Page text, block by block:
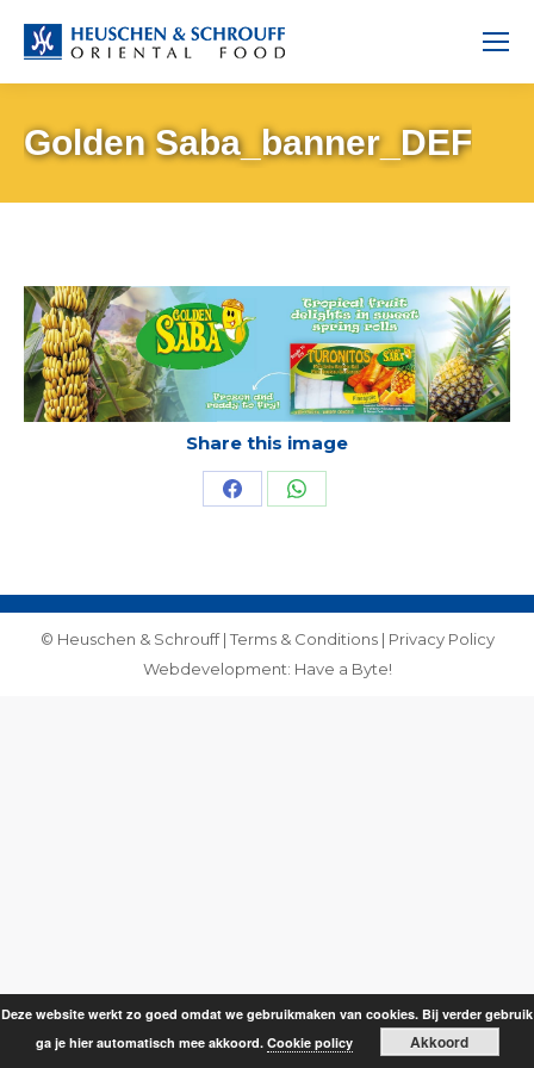
Golden Saba_banner_DEF
Share this image
Share Share
© Heuschen & Schrouff | Terms & Conditions| Privacy Policy
Webdevelopment: Have a Byte!
Deze website werkt zo goed omdat we gebruikmaken van cookies. Bij verder gebruik
ga je hier automatisch mee akkoord. Cookie policy Akkoord